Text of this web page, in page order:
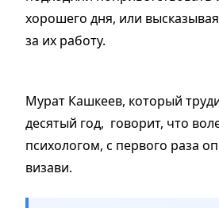
хорошего дня, или
за их работу.
Мурат Кашкеев, который
десятый год, говорит, что
психологом, с первого раза
визави.